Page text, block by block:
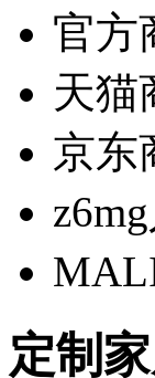
官方
天猫
京东
定制